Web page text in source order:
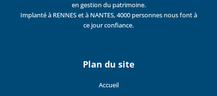
en gestion du patrimoine.
Implanté à RENNES et à NANTES, 4000 personnes nous font à
ce jour confiance.
Plan du site
Accueil